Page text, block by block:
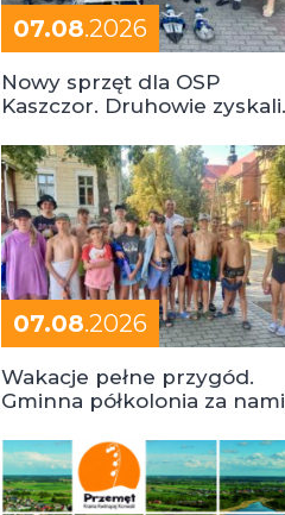
07.08.2026
Nowy sprzęt dla OSP
Kaszczor. Druhowie zyskali
07.08.2026
Wakacje pełne przygód.
Gminna półkolonia za nami